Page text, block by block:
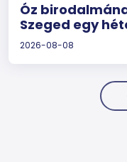
Óz
Szeged egy
2026-08-08